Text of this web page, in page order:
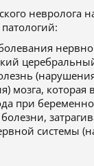
невролога
мозга, которая
при
системы